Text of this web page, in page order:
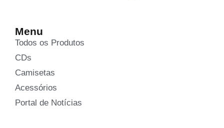
Menu
Todos os Produtos
CDs
Camisetas
Acessórios
Portal de Notícias